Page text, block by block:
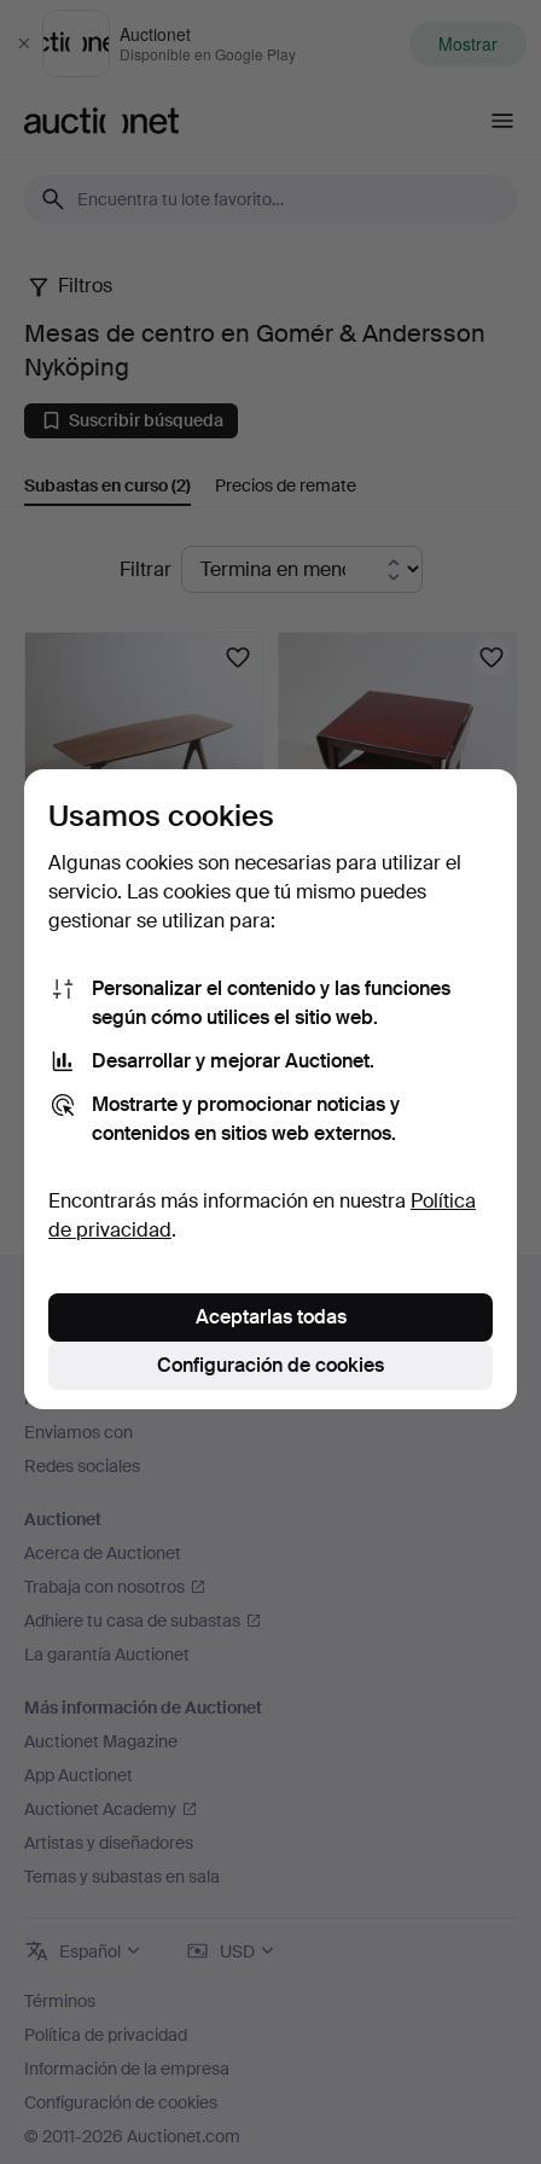
Cerrar
Auctionet
Disponible en Google Play Mostrar
Mesas
de
centro
en
Andersson
Nyköping
Filtros
Mesas de centro en Gomér & Andersson
Nyköping
Suscribir búsqueda
Subastas en curso(2) Precios de remate
SubastasFiltrar
MESA DE CENTRO, tablero
de teca, estructur…
127 USD
MESA DE CENTRO con
64 USD
Suscribir búsqueda
También puedes buscar ennuestro archivo de
subastas concluidas.
en
de
página
Ayuda y contacto
Contacta con el servicio de atención al cliente
Todas las casas de subastas
Modos de pago
Enviamos con
Redes sociales
Auctionet
Acerca de Auctionet
Trabaja con nosotros
Adhiere tu casa de subastas
La garantía Auctionet
Más información de Auctionet
Auctionet Magazine
App Auctionet
Auctionet Academy
Artistas y diseñadores
Temas y subastas en sala
Español USD
Términos
Política de privacidad
Información de la empresa
Configuración de cookies
© 2011-2026 Auctionet.com
Usamos cookies
Algunas cookies son necesarias para utilizar el
servicio. Las cookies que tú mismo puedes
gestionar se utilizan para:
Personalizar el contenido y las funciones
según cómo utilices el sitio web.
Desarrollar y mejorar Auctionet.
Mostrarte y promocionar noticias y
contenidos en sitios web externos.
Encontrarás más información en nuestra Política
de privacidad.
Configuración de cookies
Aceptarlas todas